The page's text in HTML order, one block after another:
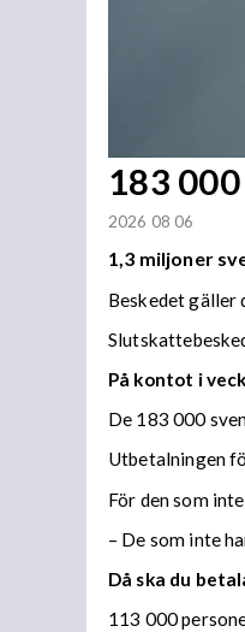
183
2026 08 06
1,3 miljoner
Beskedet gäller
På kontot i
De 183 000
Utbetalningen
För den som
– De som inte
Då ska du
113 000